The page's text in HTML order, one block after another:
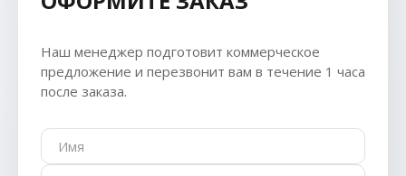
Наш менеджер подготовит коммерческое
предложение и перезвонит вам в течение 1 часа
после заказа.